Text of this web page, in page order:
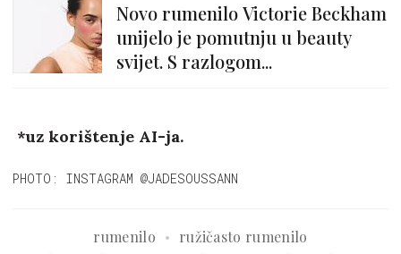
Novo rumenilo Victorie Beckham
unijelo je pomutnju u beauty
svijet. S razlogom...
*uz korištenje AI-ja.
PHOTO: INSTAGRAM @JADESOUSSANN
rumenilo
ružičasto rumenilo